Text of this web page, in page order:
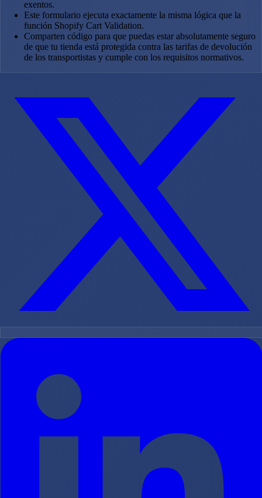
exentos.
Este formulario ejecuta exactamente la misma lógica que la
función Shopify Cart Validation.
Comparten código para que puedas estar absolutamente seguro
de que tu tienda está protegida contra las tarifas de devolución
de los transportistas y cumple con los requisitos normativos.